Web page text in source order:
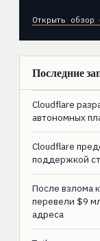
Открыть обзор
Последние
Cloudflare
автономных
Cloudflare
поддержкой
После взлома
перевели $9
адреса